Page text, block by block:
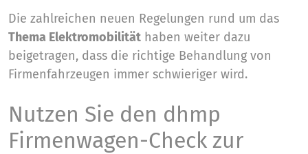
Die zahlreichen neuen Regelungen rund um das
Thema Elektromobilität haben weiter dazu
beigetragen, dass die richtige Behandlung von
Firmenfahrzeugen immer schwieriger wird.
Nutzen Sie den dhmp
Firmenwagen-Check zur